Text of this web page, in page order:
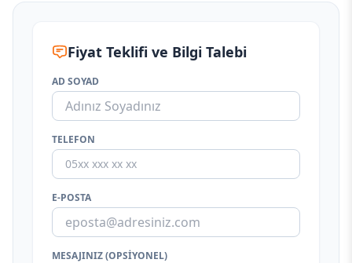
Fiyat Teklifi ve Bilgi Talebi
AD SOYAD
TELEFON
E-POSTA
MESAJINIZ (OPSIYONEL)